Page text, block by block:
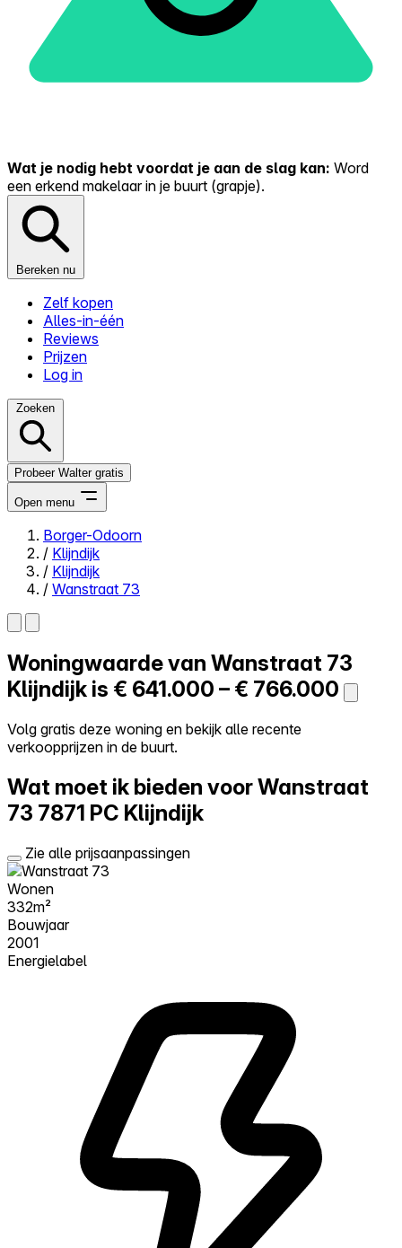
Wat je nodig hebt voordat je aan de slag kan: Word
een erkend makelaar in je buurt (grapje).
Bereken nu
Zelf kopen
Alles-in-één
Reviews
Prijzen
Log in
Zoeken
Probeer Walter gratis
Open menu
Close menu
Zelf kopen
Alles-in-één
Reviews
Log in
Borger-Odoorn
/ Klijndijk
/ Klijndijk
/ Wanstraat 73
Woningwaarde van Wanstraat 73
Klijndijk is € 641.000 – € 766.000
Volg gratis deze woning en bekijk alle recente
verkoopprijzen in de buurt.
Wat moet ik bieden voor Wanstraat
73 7871 PC Klijndijk
Zie alle prijsaanpassingen
Wonen
332m²
Bouwjaar
2001
Energielabel